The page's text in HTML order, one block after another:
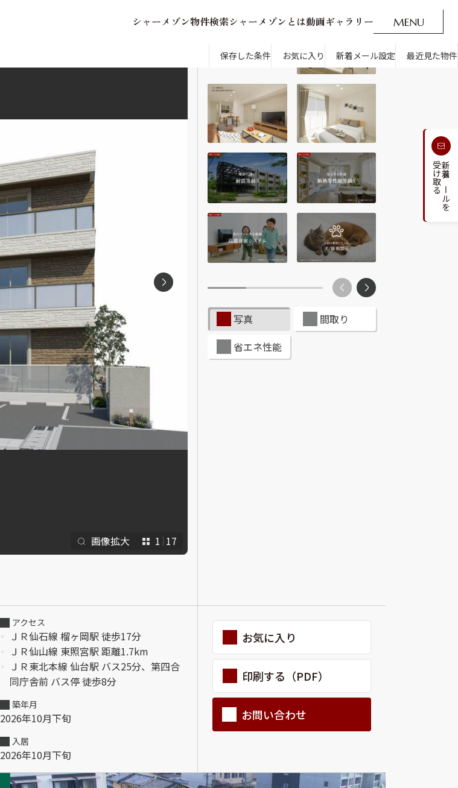
シ ャーメ ゾン物件検索シ ャーメ ゾン とは動画ギャ ラ リ ー MENU
O
新着メール設定 最近見た物件 CLOSE
市区郡・路線・駅から探す
通勤・通学時間から探す
地図から探す
人気のカテゴリから探す
シャーメゾンショップを探す
シャーメゾンライフサポート
自立型サービス付き・シニア向け
お問い合わせ・よくある質問
らくらくプラチナ
新着メールを
受け取る
保存した条件 お気に入り 新着メール設定 最近見た物件
画像拡大 1 17
写真
間取り
省エネ性能
アクセス
ＪＲ仙石線 榴ヶ岡駅 徒歩17分
ＪＲ仙山線 東照宮駅 距離1.7km
ＪＲ東北本線 仙台駅 バス25分、第四合
同庁舎前 バス停 徒歩8分
築年月
2026年10月下旬
入居
2026年10月下旬
お気に入り
印刷する（PDF）
お問い合わせ